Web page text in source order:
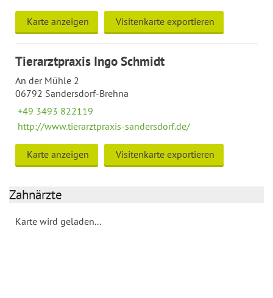
Karte anzeigen Visitenkarte exportieren
Tierarztpraxis Ingo Schmidt
An der Mühle 2
06792 Sandersdorf-Brehna
+49 3493 822119
http://www.tierarztpraxis-sandersdorf.de/
Karte anzeigen Visitenkarte exportieren
Zahnärzte
Karte wird geladen...